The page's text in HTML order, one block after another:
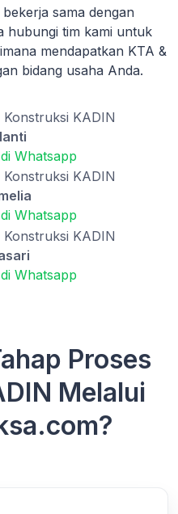
sama dengan
hubungi tim kami untuk
mendapatkan KTA &
bidang usaha Anda.
Whatsapp
Whatsapp
Whatsapp
Proses
Melalui